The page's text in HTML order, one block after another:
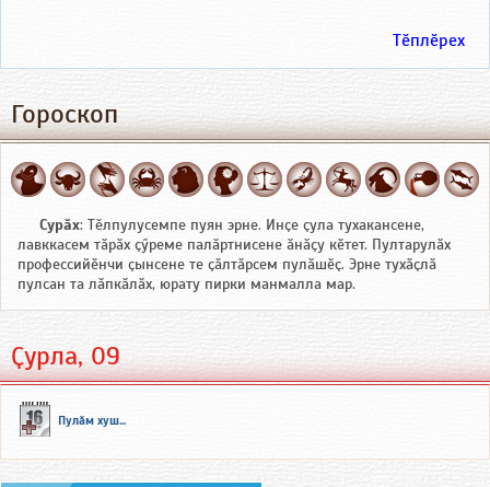
Тӗплӗрех
Гороскоп
Сурӑх: Тӗлпулусемпе пуян эрне. Инҫе ҫула тухакансене,
лавккасем тӑрӑх ҫӳреме палӑртнисене ӑнӑҫу кӗтет. Пултарулӑх
профессийӗнчи ҫынсене те ҫӑлтӑрсем пулӑшӗҫ. Эрне тухӑҫлӑ
пулсан та лӑпкӑлӑх, юрату пирки манмалла мар.
Ҫурла, 09
Пулӑм хуш...